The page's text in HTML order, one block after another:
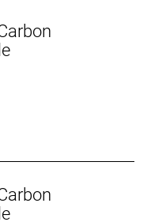
Komfort,
sowohl auf
langen Rennen
aus 800
Gesamtgewicht
Ace Di2 garantiert